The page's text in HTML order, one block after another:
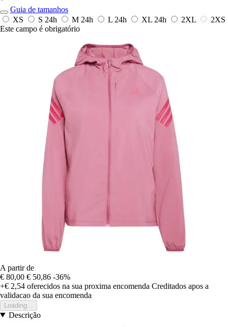
Guia de tamanhos
XS
S 24h M 24h L 24h XL 24h 2XL
2XS
Este campo é obrigatório
A partir de
€ 80,00 € 50,86 -36%
+€ 2,54 oferecidos na sua proxima encomenda Creditados apos a
validacao da sua encomenda
Loading...
Descrição